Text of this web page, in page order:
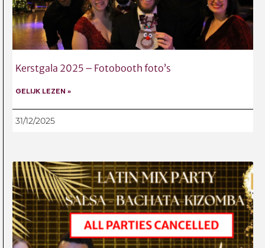
Kerstgala 2025 – Fotobooth foto’s
GELIJK LEZEN »
31/12/2025